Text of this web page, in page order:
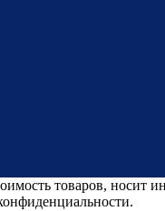
товаров, носит